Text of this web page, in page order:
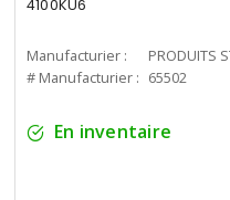
4100KU6
Manufacturier :
PRODUITS
# Manufacturier : 65502
En inventaire